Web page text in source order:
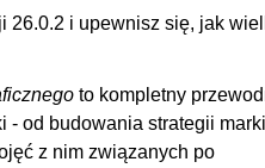
26.0.2 i upewnisz się, jak
to kompletny
- od budowania strategii
z nim związanych po